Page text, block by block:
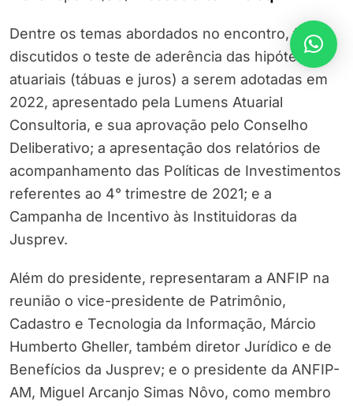
Dentre os temas abordados no encontro, foram
discutidos o teste de aderência das hipóteses
atuariais (tábuas e juros) a serem adotadas em
2022, apresentado pela Lumens Atuarial
Consultoria, e sua aprovação pelo Conselho
Deliberativo; a apresentação dos relatórios de
acompanhamento das Políticas de Investimentos
referentes ao 4° trimestre de 2021; e a
Campanha de Incentivo às Instituidoras da
Jusprev.
Além do presidente, representaram a ANFIP na
reunião o vice-presidente de Patrimônio,
Cadastro e Tecnologia da Informação, Márcio
Humberto Gheller, também diretor Jurídico e de
Benefícios da Jusprev; e o presidente da ANFIP-
AM, Miguel Arcanjo Simas Nôvo, como membro